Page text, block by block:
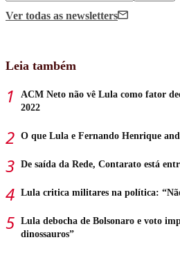
Ver todas as newsletters
Leia também
ACM Neto não vê Lula como fator
2022
O que Lula e Fernando Henrique
De saída da Rede, Contarato está
Lula critica militares na política:
Lula debocha de Bolsonaro e voto
dinossauros”